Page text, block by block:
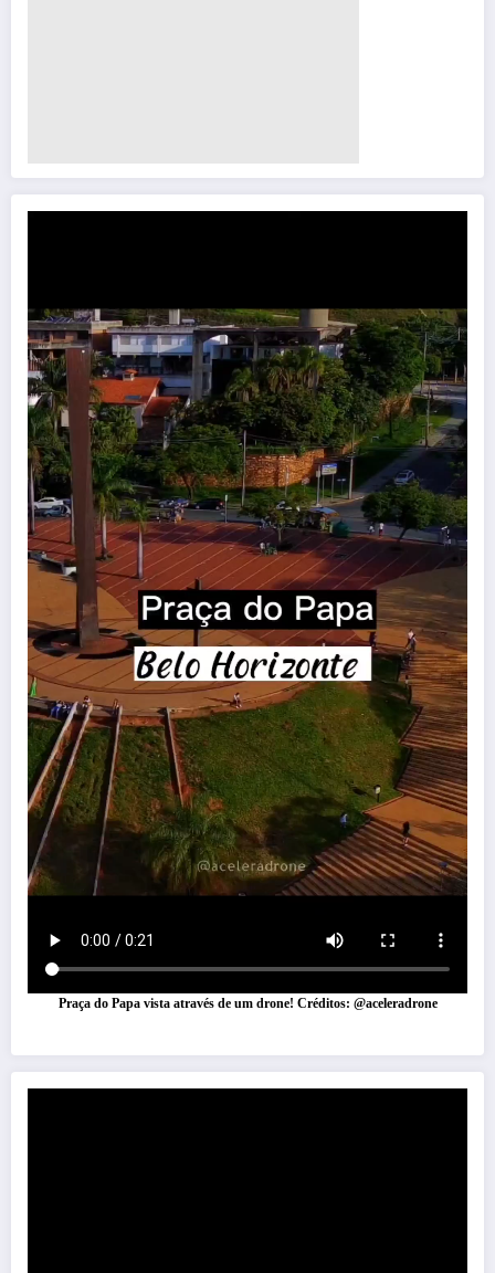
Praça do Papa vista através de um drone! Créditos: @aceleradrone